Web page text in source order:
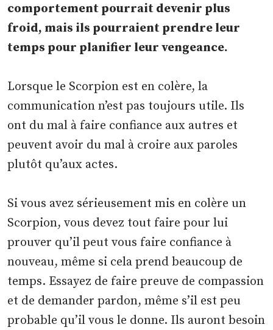
comportement pourrait devenir plus
froid, mais ils pourraient prendre leur
temps pour planifier leur vengeance.
Lorsque le Scorpion est en colère, la
communication n’est pas toujours utile. Ils
ont du mal à faire confiance aux autres et
peuvent avoir du mal à croire aux paroles
plutôt qu’aux actes.
Si vous avez sérieusement mis en colère un
Scorpion, vous devez tout faire pour lui
prouver qu’il peut vous faire confiance à
nouveau, même si cela prend beaucoup de
temps. Essayez de faire preuve de compassion
et de demander pardon, même s’il est peu
probable qu’il vous le donne. Ils auront besoin